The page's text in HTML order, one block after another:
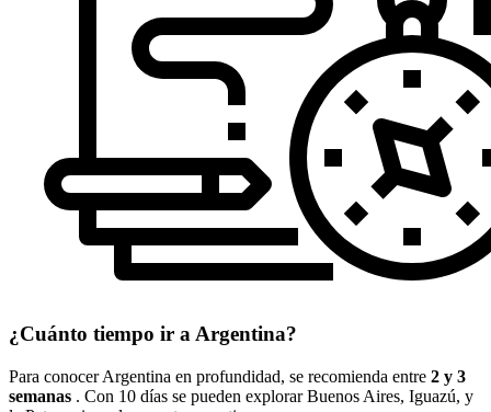
¿Cuánto tiempo ir a Argentina?
Para conocer Argentina en profundidad, se recomienda entre 2 y 3
semanas . Con 10 días se pueden explorar Buenos Aires, Iguazú, y